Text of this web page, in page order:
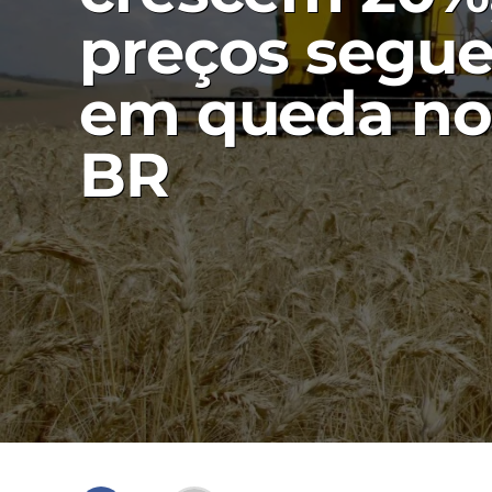
preços
em queda no
BR